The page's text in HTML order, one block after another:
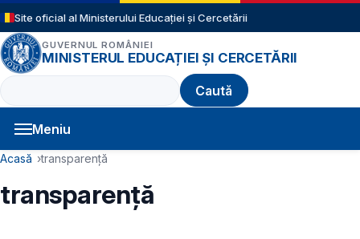
Sari la conținutul principal
Site oficial al Ministerului Educației și Cercetării
GUVERNUL ROMÂNIEI
MINISTERUL EDUCAȚIEI ȘI CERCETĂRII
Caută
Meniu
Navigație principală
Cale de navigare
Acasă transparenţă
transparenţă